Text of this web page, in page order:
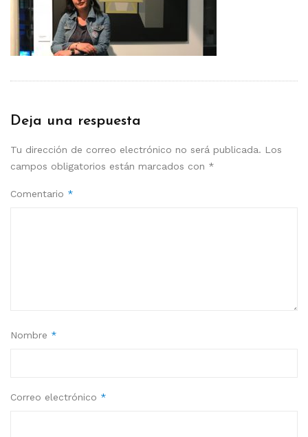
Deja una respuesta
Tu dirección de correo electrónico no será publicada. Los
campos obligatorios están marcados con *
Comentario *
Nombre *
Correo electrónico *